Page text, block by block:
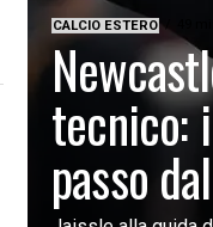
CALCIO ESTERO
tecnico:
passo